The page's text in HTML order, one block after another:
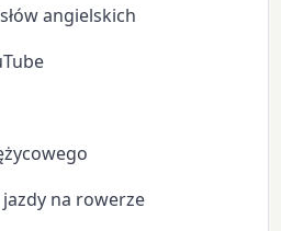
angielskich
na rowerze